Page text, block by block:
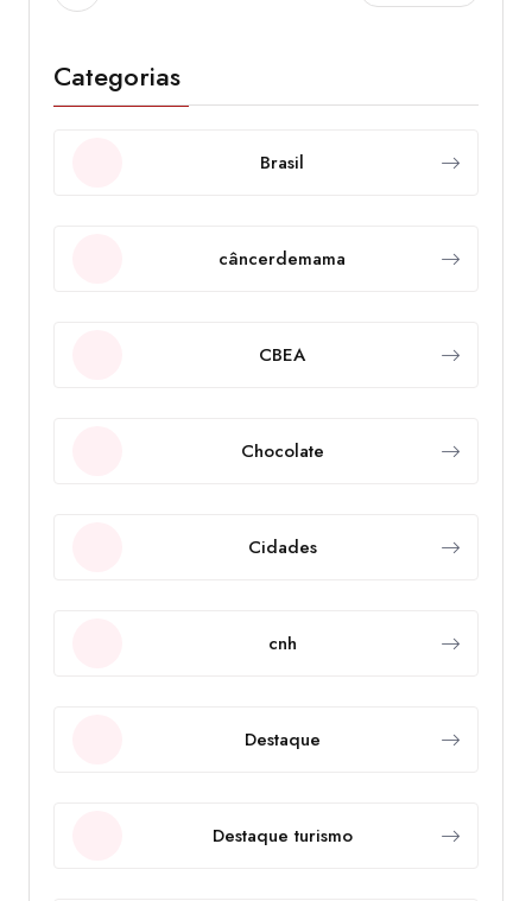
Categorias
Brasil
câncerdemama
CBEA
Chocolate
Cidades
cnh
Destaque
Destaque turismo